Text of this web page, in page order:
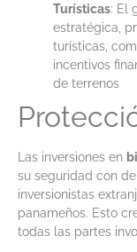
Turísticas: El
estratégica,
turísticas,
incentivos
de terrenos
Las inversiones en
su seguridad con
inversionistas
panameños. Esto
todas las partes